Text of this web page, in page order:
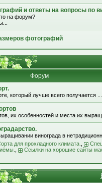
и ответы на вопросы по
на форум?
фотографий
Форум
который лучше всего получается ...
их особенностей и места их
винограда в
для прохладного климата.
Ссылки на хорошие сайты